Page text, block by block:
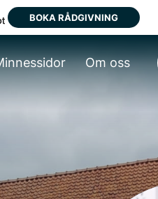
BOKA RÅDGIVNING
Om oss